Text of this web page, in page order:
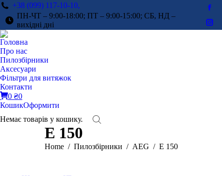
+38 (099) 117-10-10,
ПН-ЧТ – 9:00-18:00; ПТ – 9:00-15:00; СБ, НД –
вихідні дні
Головна
Про нас
Пилозбірники
Аксесуари
Фільтри для витяжок
Контакти
0 ₴0
КошикОформити
Немає товарів у кошику.
E 150
You are here:
Home Пилозбірники AEG E 150